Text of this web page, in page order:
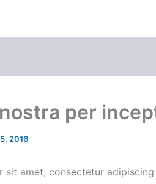
per
2016
sit amet, consectetur